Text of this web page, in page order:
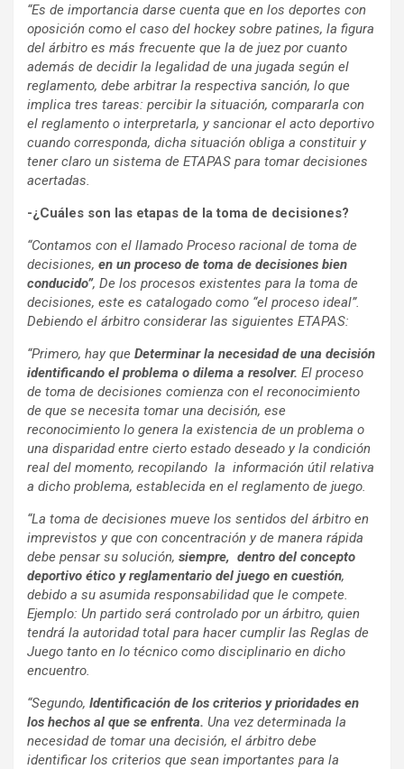
“Es de importancia darse cuenta que en los deportes con
oposición como el caso del hockey sobre patines, la figura
del árbitro es más frecuente que la de juez por cuanto
además de decidir la legalidad de una jugada según el
reglamento, debe arbitrar la respectiva sanción, lo que
implica tres tareas: percibir la situación, compararla con
el reglamento o interpretarla, y sancionar el acto deportivo
cuando corresponda, dicha situación obliga a constituir y
tener claro un sistema de ETAPAS para tomar decisiones
acertadas.
-¿Cuáles son las etapas de la toma de decisiones?
“Contamos con el llamado Proceso racional de toma de
decisiones, en un proceso de toma de decisiones bien
conducido”, De los procesos existentes para la toma de
decisiones, este es catalogado como “el proceso ideal”.
Debiendo el árbitro considerarlas siguientes ETAPAS:
“Primero, hay que Determinar la necesidad de una decisión
identificando el problema o dilema a resolver. El proceso
de toma de decisiones comienza con el reconocimiento
de que se necesita tomar una decisión, ese
reconocimiento lo genera la existencia de un problema o
una disparidad entre cierto estado deseado y la condición
real del momento, recopilando la información útil relativa
a dicho problema, establecida en el reglamento de juego.
“La toma de decisiones mueve los sentidos del árbitro en
imprevistos y que con concentración y de manera rápida
debe pensar su solución, siempre, dentro del concepto
deportivo ético y reglamentario del juego en cuestión,
debido a su asumida responsabilidad que le compete.
Ejemplo: Un partido será controlado por un árbitro, quien
tendrá la autoridad total para hacer cumplir las Reglas de
Juego tanto en lo técnico como disciplinario en dicho
encuentro.
“Segundo, Identificación de los criterios y prioridades en
los hechos al que se enfrenta. Una vez determinada la
necesidad de tomar una decisión, el árbitro debe
identificar los criterios que sean importantes para la